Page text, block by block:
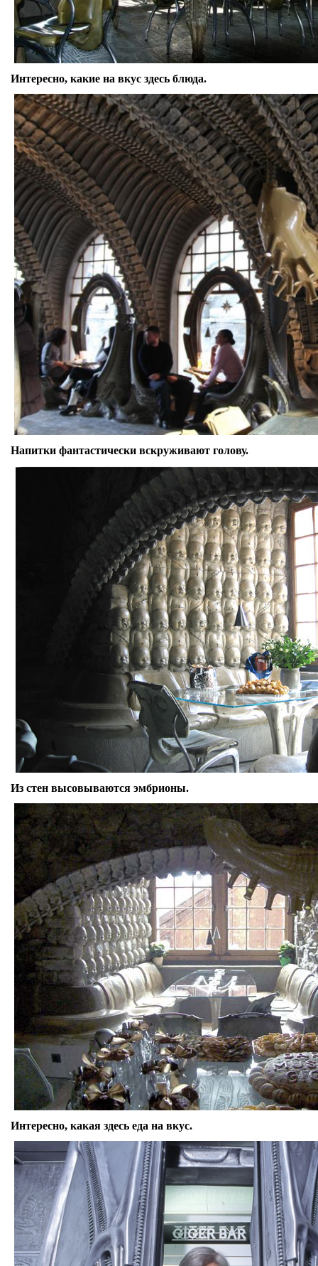
Интересно, какие на вкус здесь блюда.
Напитки фантастически вскруживают голову.
Из стен высовываются эмбрионы.
Интересно, какая здесь еда на вкус.